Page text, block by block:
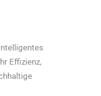
Effizienz,